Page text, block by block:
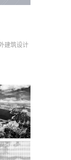
建筑设计